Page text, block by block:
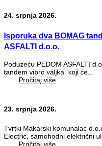
24. srpnja 2026.
Isporuka dva BOMAG
ASFALTI d.o.o.
Poduzeću PEDOM ASFALTI
tandem vibro valjka koji će..
Pročitaj više
23. srpnja 2026.
Tvrtki Makarski komunalac
Electric, samohodni električni
Pročitaj više